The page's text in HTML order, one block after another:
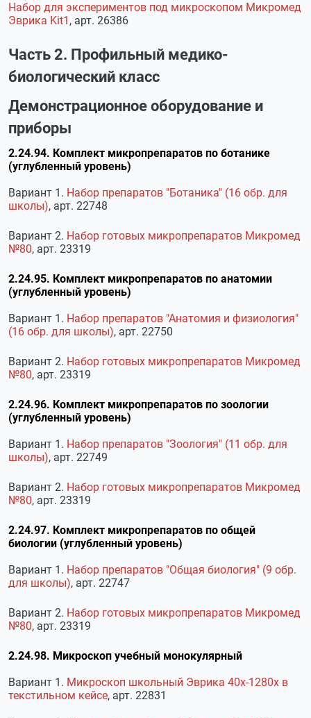
Набор для экспериментов под микроскопом Микромед
Эврика Kit1 , арт. 26386
Часть 2. Профильный медико-
биологический класс
Демонстрационное оборудование и
приборы
2.24.94. Комплект микропрепаратов по ботанике
(углубленный уровень)
Вариант 1. Набор препаратов "Ботаника" (16 обр. для
школы), арт. 22748
Вариант 2. Набор готовых микропрепаратов Микромед
№80, арт. 23319
2.24.95. Комплект микропрепаратов по анатомии
(углубленный уровень)
Вариант 1. Набор препаратов "Анатомия и физиология"
(16 обр. для школы), арт. 22750
Вариант 2. Набор готовых микропрепаратов Микромед
№80, арт. 23319
2.24.96. Комплект микропрепаратов по зоологии
(углубленный уровень)
Вариант 1. Набор препаратов "Зоология" (11 обр. для
школы), арт. 22749
Вариант 2. Набор готовых микропрепаратов Микромед
№80, арт. 23319
2.24.97. Комплект микропрепаратов по общей
биологии (углубленный уровень)
Вариант 1. Набор препаратов "Общая биология" (9 обр.
для школы), арт. 22747
Вариант 2. Набор готовых микропрепаратов Микромед
№80, арт. 23319
2.24.98. Микроскоп учебный монокулярный
Вариант 1. Микроскоп школьный Эврика 40х-1280х в
текстильном кейсе, арт. 22831